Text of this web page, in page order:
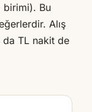
birimi). Bu
Alış
da TL nakit de